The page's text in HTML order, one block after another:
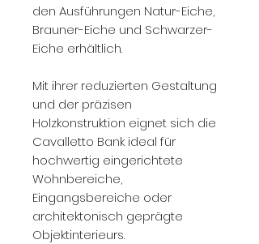
den Ausführungen Natur-Eiche,
Brauner-Eiche und Schwarzer-
Eiche erhältlich.
Mit ihrer reduzierten Gestaltung
und der präzisen
Holzkonstruktion eignet sich die
Cavalletto Bank ideal für
hochwertig eingerichtete
Wohnbereiche,
Eingangsbereiche oder
architektonisch geprägte
Objektinterieurs.